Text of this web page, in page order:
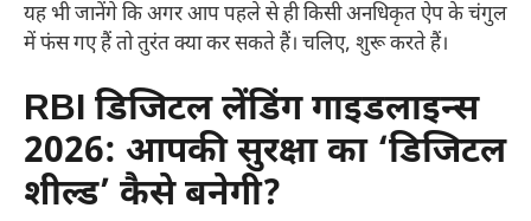
यह भी जानेंगे कि अगर आप पहले से ही किसी अनधिकृत ऐप के चंगुल
में फंस गए हैं तो तुरंत क्या कर सकते हैं। चलिए, शुरू करते हैं।
RBI डिजिटल लेंडिंग गाइडलाइन्स
2026: आपकी सुरक्षा का ‘डिजिटल
शील्ड’ कैसे बनेगी?